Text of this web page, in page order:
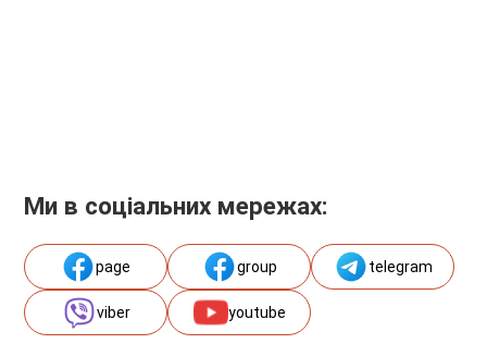
Ми в соціальних мережах:
page group telegram
viber youtube